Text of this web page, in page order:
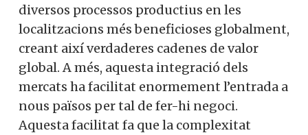
diversos processos productius en les
localitzacions més beneficioses globalment,
creant així verdaderes cadenes de valor
global. A més, aquesta integració dels
mercats ha facilitat enormement l’entrada a
nous països per tal de fer-hi negoci.
Aquesta facilitat fa que la complexitat